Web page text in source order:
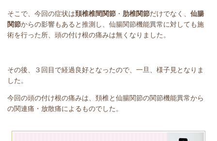
そこで、今回の症状は頚椎椎間関節 ・ 肋椎関節だけでなく、 仙腸
関節からの影響もあると推測し、仙腸関節機能異常に対しても施
術を行った所、頭の付け根の痛みは無くなりました。
その後、３回目で経過良好となったので、一旦、様子見となりま
した。
今回の頭の付け根の痛みは、頚椎と仙腸関節の関節機能異常から
の関連痛・放散痛によるものでした。